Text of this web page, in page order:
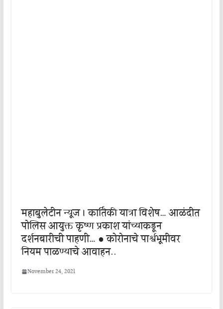
महाबुलेटीन न्यूज । कार्तिकी यात्रा विशेष… आळंदीत
पोलिस आयुक्त कृष्ण प्रकाश यांच्याकडून
दर्शनबारीची पाहणी… ● कोरोनाचे पार्श्वभूमीवर
नियम पाळण्याचे आवाहन..
November 24, 2021